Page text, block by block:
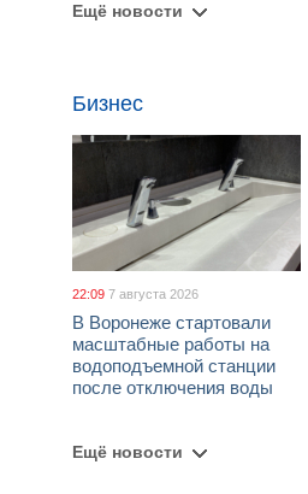
Ещё новости
Бизнес
22:09 7 августа 2026
В Воронеже стартовали
масштабные работы на
водоподъемной станции
после отключения воды
Ещё новости